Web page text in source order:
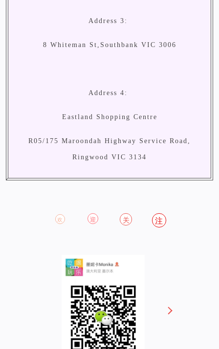
Address 3:
8 Whiteman St,Southbank VIC 3006
Address 4:
Eastland Shopping Centre
R05/175 Maroondah Highway Service Road,
Ringwood VIC 3134
欢 迎 关 注